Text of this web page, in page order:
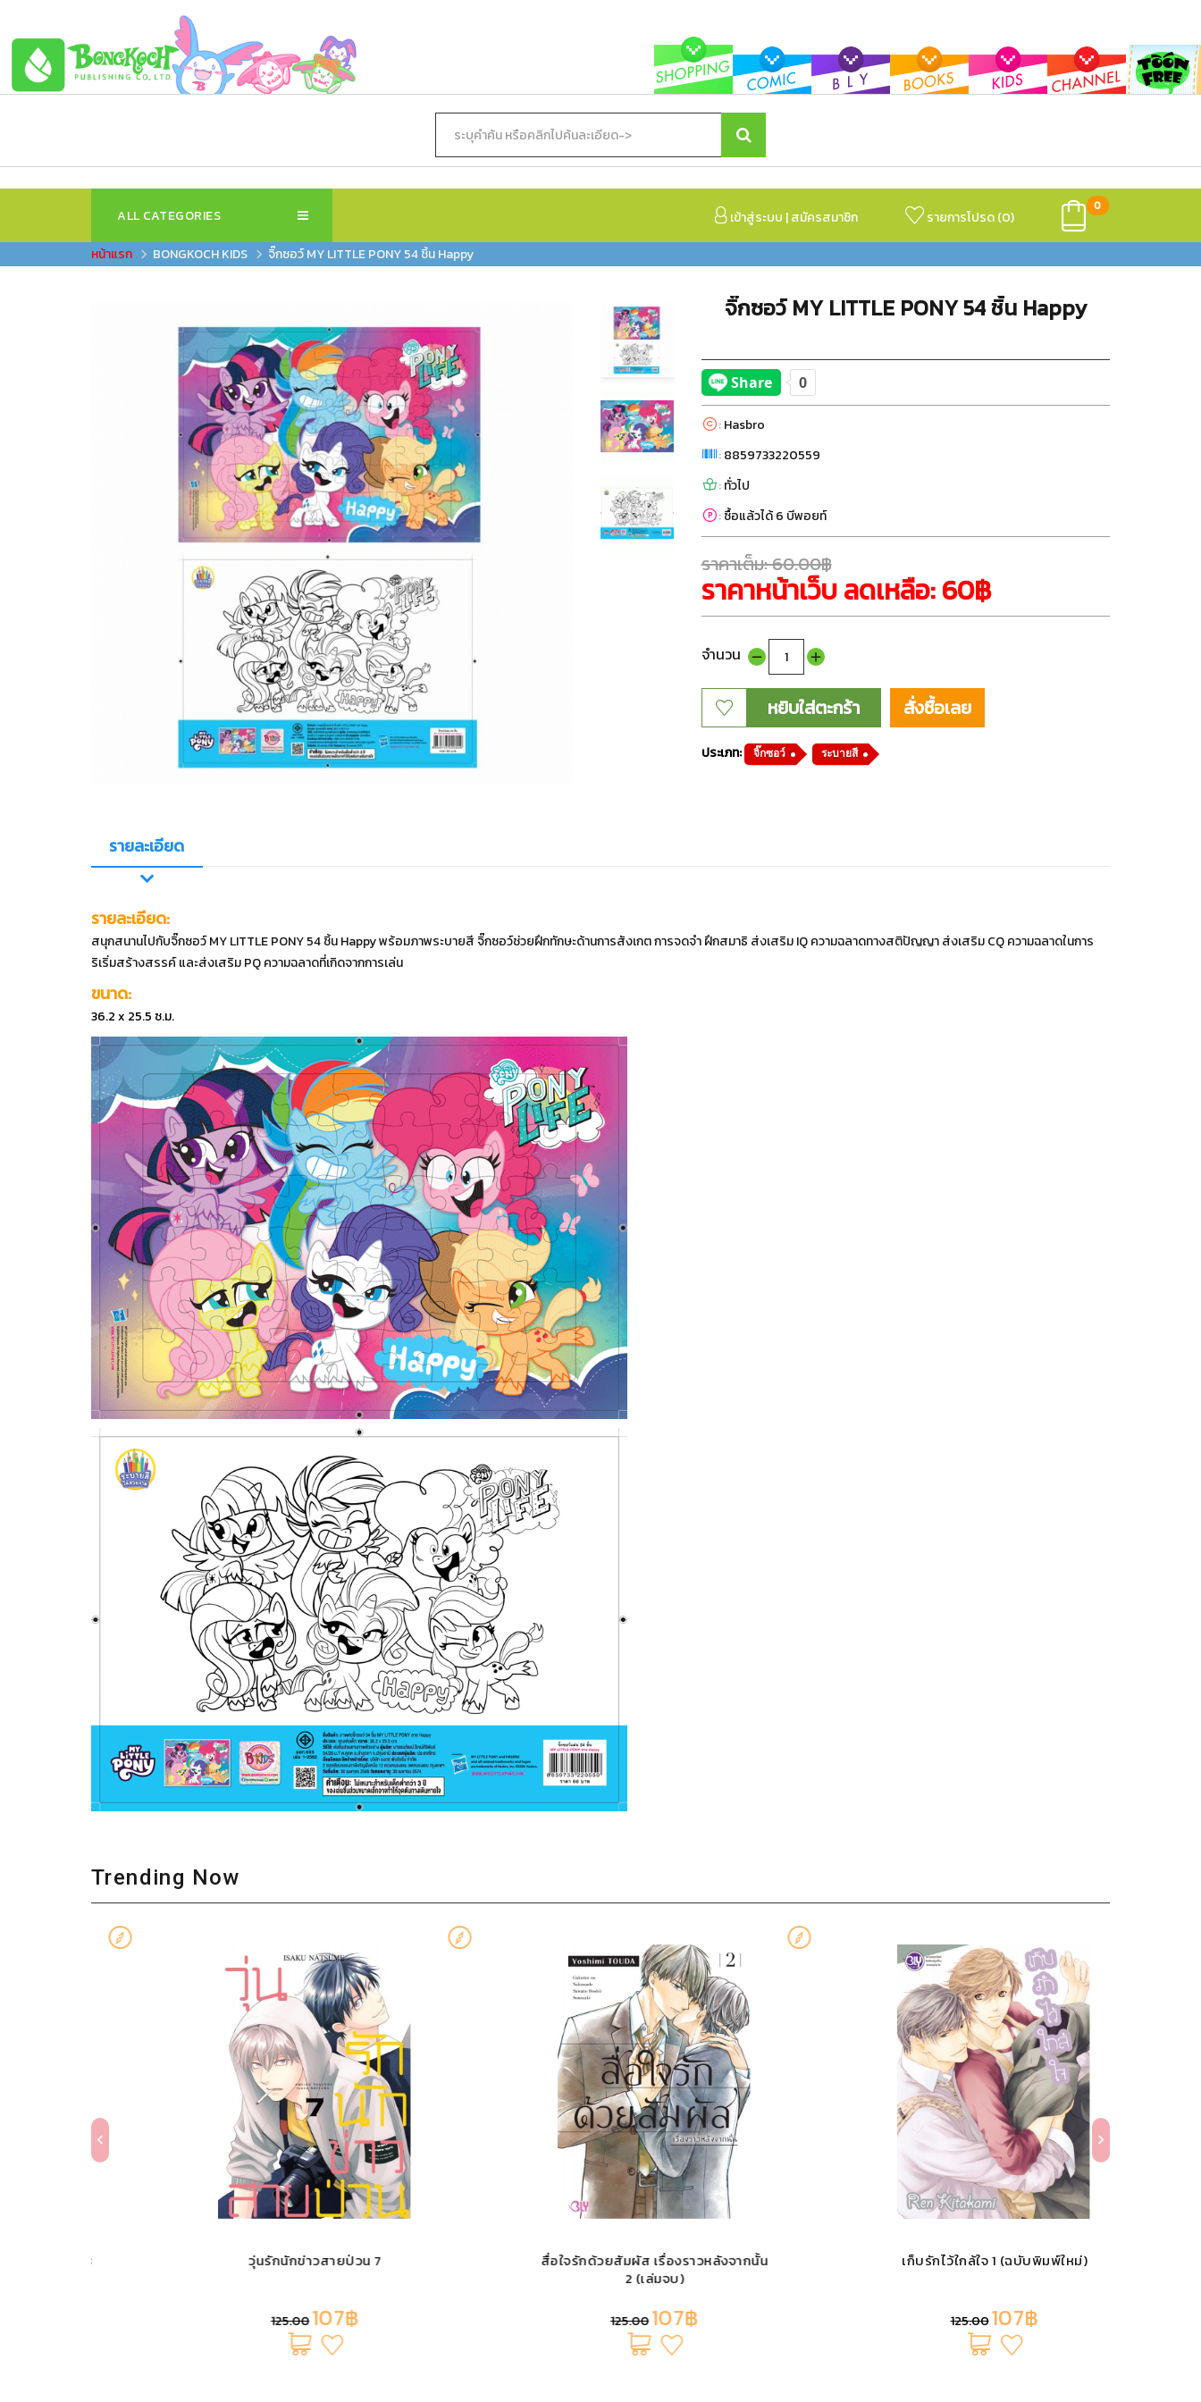
ALL CATEGORIES เข้าสู่ระบบ |สมัครสมาชิก รายการโปรด (0)
0
BONGKOCH KIDS จิ๊กซอว์ MY LITTLE PONY 54 ชิ้น Happy
จิ๊กซอว์ MY LITTLE PONY 54 ชิ้น Happy
:Hasbro
:8859733220559
:ทั่วไป
:ซื้อแล้วได้ 6 บีพอยท์
ราคาเต็ม: 60.00฿
ราคาหน้าเว็บ ลดเหลือ: 60฿
จำนวน
หยิบใส่ตะกร้า
ประเภท: จิ๊กซอว์ ระบายสี
รายละเอียด
รายละเอียด:
สนุกสนานไปกับจิ๊กซอว์ MY LITTLE PONY 54 ชิ้น Happy พร้อมภาพระบายสี จิ๊กซอว์ช่วยฝึกทักษะด้านการสังเกต การจดจำ ฝึกสมาธิ ส่งเสริม IQ ความฉลาดทางสติปัญญา ส่งเสริม CQ ความฉลาดในการ
ริเริ่มสร้างสรรค์ และส่งเสริม PQ ความฉลาดที่เกิดจากการเล่น
ขนาด:
36.2 x 25.5 ซ.ม.
Trending Now
วุ่นรักนักข่าวสายป่วน 7
107฿
สื่อใจรักด้วยสัมผัส เรื่องราวหลังจากนั้น
2 (เล่มจบ)
107฿
เก็บรักไว้ใกล้ใจ 1 (ฉบับพิมพ์ใหม่)
107฿